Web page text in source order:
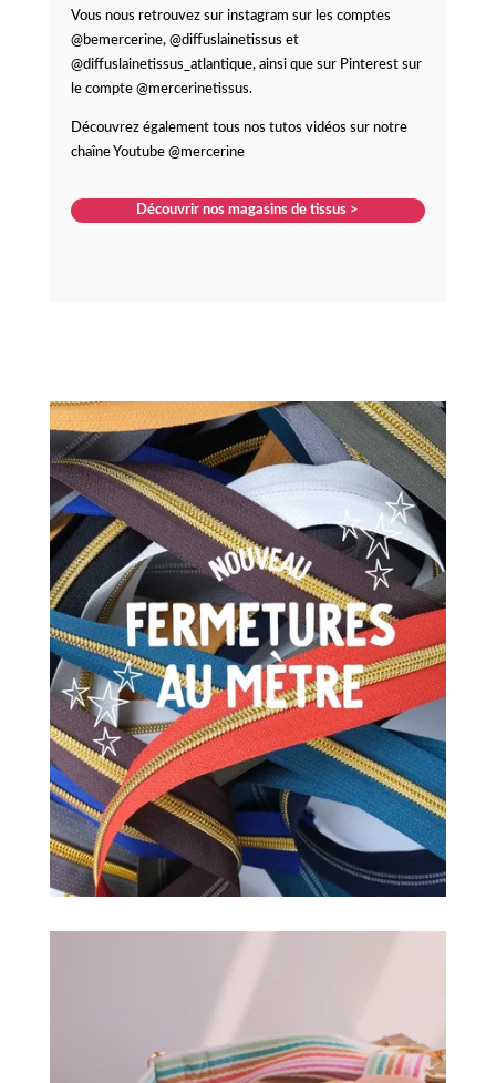
Vous nous retrouvez sur instagram sur les comptes
@bemercerine, @diffuslainetissus et
@diffuslainetissus_atlantique, ainsi que sur Pinterest sur
le compte @mercerinetissus.
Découvrez également tous nos tutos vidéos sur notre
chaîne Youtube @mercerine
Découvrir nos magasins de tissus >